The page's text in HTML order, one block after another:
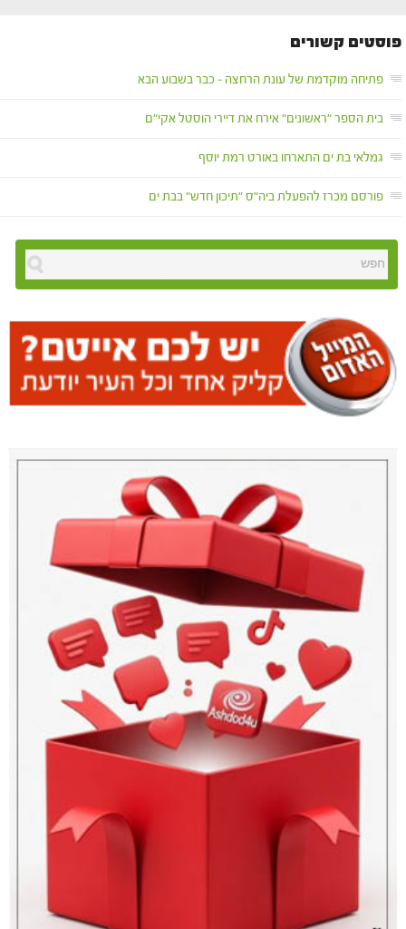
פוסטים קשורים
פתיחה מוקדמת של עונת הרחצה – כבר בשבוע הבא
בית הספר "ראשונים" אירח את דיירי הוסטל אקי"ם
גמלאי בת ים התארחו באורט רמת יוסף
פורסם מכרז להפעלת ביה"ס "תיכון חדש" בבת ים